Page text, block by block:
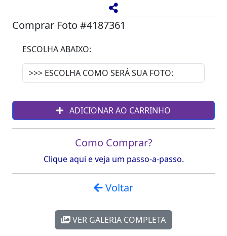
Comprar Foto #4187361
ESCOLHA ABAIXO:
ADICIONAR AO CARRINHO
Como Comprar?
Clique aqui e veja um passo-a-passo.
Voltar
VER GALERIA COMPLETA